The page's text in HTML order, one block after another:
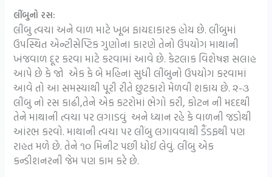
લીંબુનો રસ:
લીંબુ ત્વચા અને વાળ માટે ખૂબ ફાયદાકારક હોય છે. લીંબુમાં
ઉપસ્થિત એન્ટીસેપ્ટિક ગુણોના કારણે તેનો ઉપયોગ માથાની
ખંજવાળ દૂર કરવા માટે કરવામાં આવે છે. કેટલાક વિશેષજ્ઞ સલાહ
આપે છે કે જો એક કે બે મહિના સુધી લીંબુનો ઉપયોગ કરવામાં
આવે તો આ સમસ્યાથી પૂરી રીતે છુટકારો મેળવી શકાય છે. ૨-૩
લીંબુ નો રસ કાઢી,તેને એક કટરોમાં ભેગો કરી, કોટન ની મદદથી
તેને માથાની ત્વચા પર લગાડવું અને ધ્યાન રહે કે વાળની જડોથી
આંરભ કરવો. માથાની ત્વચા પર લીંબુ લગાવવાથી ડૈંડફથી પણ
રાહત મળે છે. તેને ૧૦ મિનીટ પછી ધોઈ લેવું. લીંબુ એક
કન્ડીશનરની જેમ પણ કામ કરે છે.